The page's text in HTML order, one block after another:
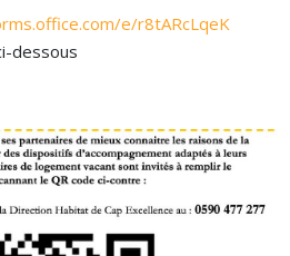
e/r8tARcLqeK
dessous